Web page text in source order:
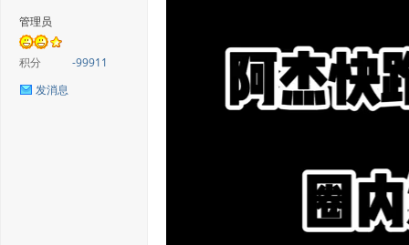
管理员
积分
-99911
发消息